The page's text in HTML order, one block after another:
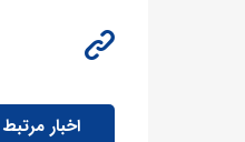
اخبار مرتبط